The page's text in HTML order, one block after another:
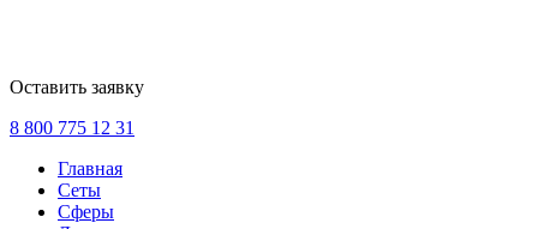
Оставить заявку
8 800 775 12 31
Главная
Сеты
Сферы